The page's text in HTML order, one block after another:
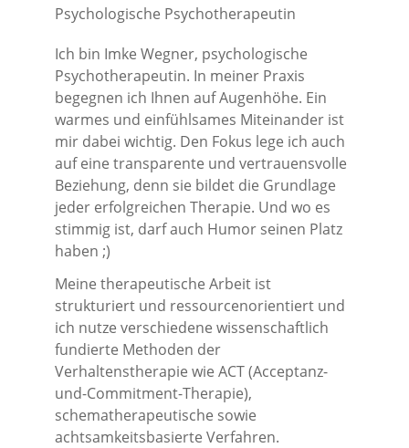
Psychologische Psychotherapeutin
Ich bin Imke Wegner, psychologische
Psychotherapeutin. In meiner Praxis
begegnen ich Ihnen auf Augenhöhe. Ein
warmes und einfühlsames Miteinander ist
mir dabei wichtig. Den Fokus lege ich auch
auf eine transparente und vertrauensvolle
Beziehung, denn sie bildet die Grundlage
jeder erfolgreichen Therapie. Und wo es
stimmig ist, darf auch Humor seinen Platz
haben ;)
Meine therapeutische Arbeit ist
strukturiert und ressourcenorientiert und
ich nutze verschiedene wissenschaftlich
fundierte Methoden der
Verhaltenstherapie wie ACT (Acceptanz-
und-Commitment-Therapie),
schematherapeutische sowie
achtsamkeitsbasierte Verfahren.